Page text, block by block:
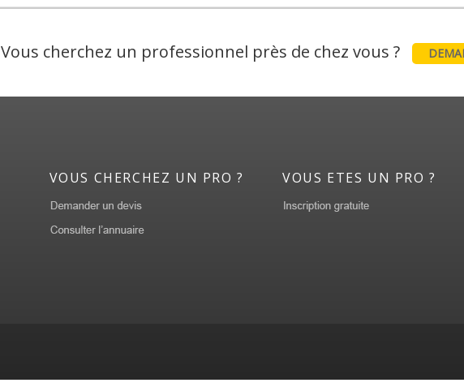
Vous cherchez un professionnel près de chez vous ?
VOUS CHERCHEZ UN PRO ? VOUS ETES UN PRO ?